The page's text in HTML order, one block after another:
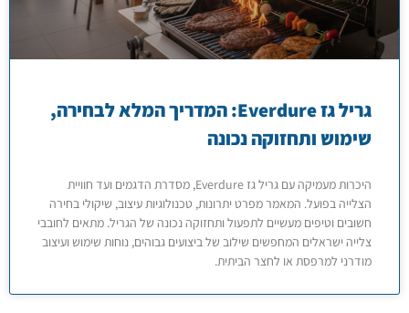
גריל גז Everdure: המדריך המלא לבחירה,
שימוש ותחזוקה נכונה
היכרות מעמיקה עם גריל גז Everdure, מסדרת הדגמים ועד חוויית
הצלייה בפועל. המאמר מפרט יתרונות, טכנולוגיות עיצוב, שיקולי בחירה
חשובים וטיפים מעשיים לתפעול ותחזוקה נכונה של הגריל. מתאים לחובבי
צלייה ישראלים המחפשים שילוב של ביצועים גבוהים, נוחות שימוש ועיצוב
מודרני למרפסת או לחצר הביתית.